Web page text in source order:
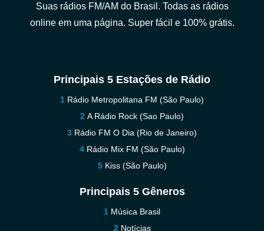
Suas rádios FM/AM do Brasil. Todas as rádios
online em uma página. Super fácil e 100% grátis.
Principais 5 Estações de Rádio
Rádio Metropolitana FM (São Paulo)
A Rádio Rock (Sao Paulo)
Rádio FM O Dia (Rio de Janeiro)
Rádio Mix FM (São Paulo)
Kiss (São Paulo)
Principais 5 Gêneros
Música Brasil
Notícias